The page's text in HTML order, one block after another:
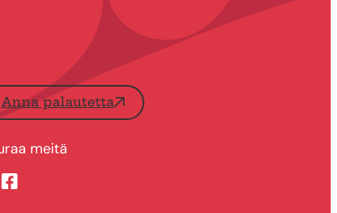
Anna palautetta
meitä
kaupungin Instragram
Suonenjoen kaupungin Facebook